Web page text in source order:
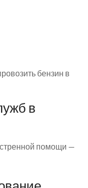
бензин в
в
помощи —